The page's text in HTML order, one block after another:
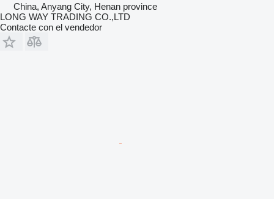
China, Anyang City, Henan province
LONG WAY TRADING CO.,LTD
Contacte con el vendedor